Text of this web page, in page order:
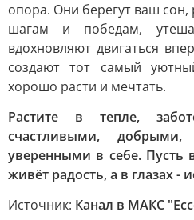
опора. Они берегут ваш
шагам и победам,
вдохновляют двигаться
создают тот самый
хорошо расти и мечтать.
Растите в тепле,
счастливыми,
уверенными в себе. Пусть
живёт радость, а в глазах -
Источник: Канал в МАКС